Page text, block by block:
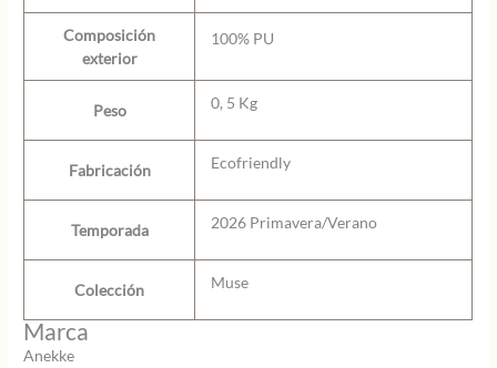
Composición
exterior
100% PU
Peso 0, 5 Kg
Fabricación Ecofriendly
Temporada 2026 Primavera/Verano
Colección Muse
Marca
Anekke